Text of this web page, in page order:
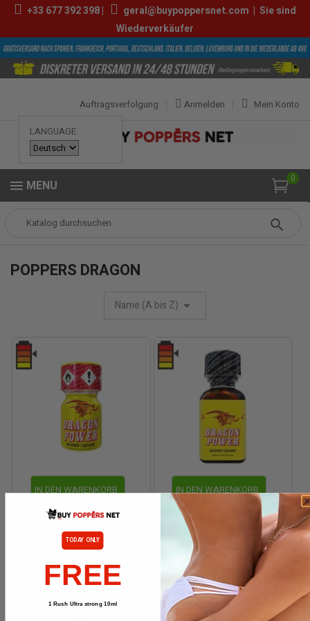
+33 677 392 398| geral@buypoppersnet.com | Sie sind
Wiederverkäufer
LANGUAGE:
Mein Konto
Anmelden
Auftragsverfolgung
0
MENU
MARKEN
POPPERS DRAGON
Name (A bis Z)
IN DEN WARENKORB
Dragon Power 10ml
7,90 € 3,95 €
IN DEN WARENKORB
Dragon Power 24ml
10,90 €
5,45 €
TODAY ONLY
FREE
1 Rush Ultra strong 10ml